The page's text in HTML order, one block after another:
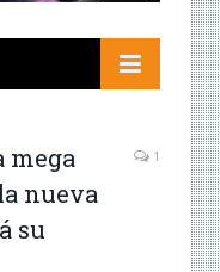
mega
nueva
su
1